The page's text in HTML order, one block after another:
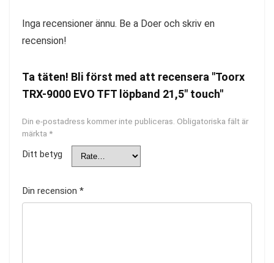
Inga recensioner ännu. Be a Doer och skriv en
recension!
Ta täten! Bli först med att recensera "Toorx
TRX-9000 EVO TFT löpband 21,5″ touch"
Din e-postadress kommer inte publiceras. Obligatoriska fält är
märkta *
Ditt betyg
Din recension *